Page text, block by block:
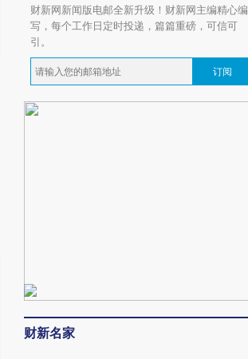
财新网新闻版电邮全新升级！财新网主编精心编
写，每个工作日定时投递，篇篇重磅，可信可
引。
订阅
财新名家